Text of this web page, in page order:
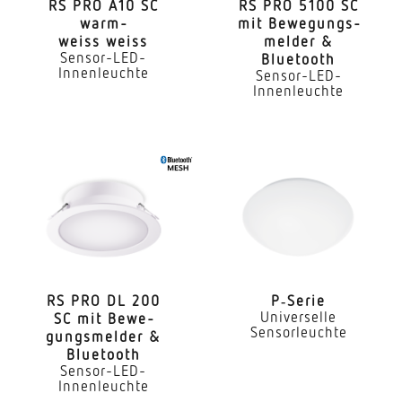
Sensortechnologie
Passiv Infrarot
Reichweite Tangential
Reichweite Radial
4 x 4 m (16 m²)
4 x 4 m (16 m²)
Mit Lichtsensor
RS PRO A10 SC
warm­
weiss weiss
Sensor-LED-
Innenleuchte
RS PRO 5100 SC
mit Bewe­gungs­
melder &
Bluetooth
Sensor-LED-
Innenleuchte
RS PRO DL 200
SC mit Bewe­
gungs­melder &
Bluetooth
Sensor-LED-
Innenleuchte
P‑Serie
Universelle
Sensorleuchte